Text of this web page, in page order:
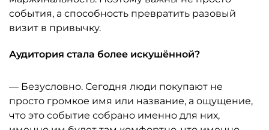
события, а способность превратить разовый
визит в привычку.
Аудитория стала более искушённой?
— Безусловно. Сегодня люди покупают не
просто громкое имя или название, а ощущение,
что это событие собрано именно для них,